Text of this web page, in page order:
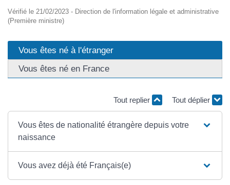
Vérifié le 21/02/2023 - Direction de l'information légale et administrative
(Première ministre)
Vous êtes né à l'étranger
Vous êtes né en France
Tout replier Tout déplier
Vous êtes de nationalité étrangère depuis votre
naissance
Vous avez déjà été Français(e)